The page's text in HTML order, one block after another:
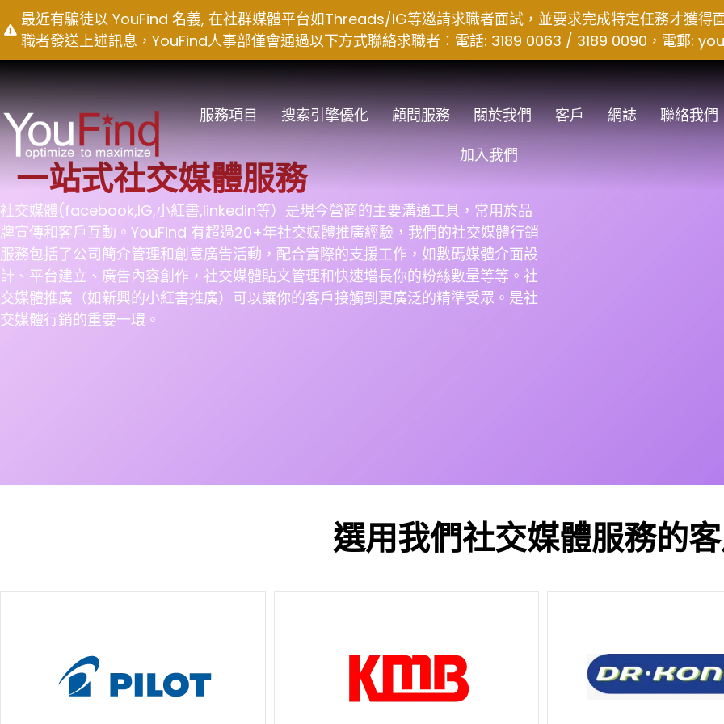
to
最近有騙徒以 YouFind 名義, 在社群媒體平台如Threads/IG等邀請求職者面試，並要求完成特定任務才獲得
職者發送上述訊息，YouFind人事部僅會通過以下方式聯絡求職者：電話: 3189 0063 / 3189 0090，電郵:
服務項目 搜索引擎優化 顧問服務 關於我們 客戶 網誌
聯絡我們
加入我們
一站式社交媒體服務
社交媒體(facebook,IG,小紅書,linkedin等）是現今營商的主要溝通工具，常用於品
牌宣傳和客戶互動。YouFind 有超過20+年社交媒體推廣經驗，我們的社交媒體行銷
服務包括了公司簡介管理和創意廣告活動，配合實際的支援工作，如數碼媒體介面設
計、平台建立、廣告內容創作，社交媒體貼文管理和快速增長你的粉絲數量等等。社
交媒體推廣（如新興的小紅書推廣）可以讓你的客戶接觸到更廣泛的精準受眾。是社
交媒體行銷的重要一環。
選用我們社交媒體服務的